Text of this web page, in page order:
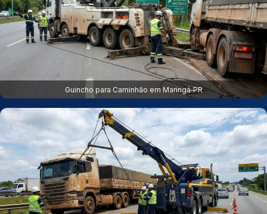
Guincho para Caminhão em Maringá‑PR